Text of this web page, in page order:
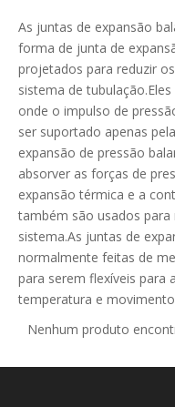
As juntas de expansão
forma de junta de
projetados para reduzir
sistema de
onde o impulso de
ser suportado apenas
expansão de pressão
absorver as forças de
expansão térmica e a
também são usados
sistema.As juntas de
normalmente feitas de
para serem flexíveis para
temperatura e
Nenhum produto